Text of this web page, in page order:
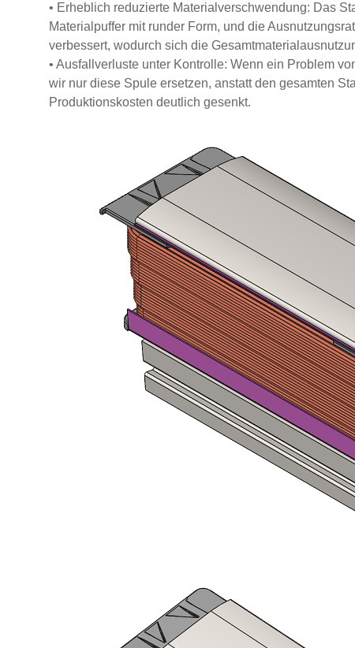
• Erheblich reduzierte Materialverschwendung: Das
Materialpuffer mit runder Form, und die
verbessert, wodurch sich die
• Ausfallverluste unter Kontrolle: Wenn ein Problem
wir nur diese Spule ersetzen, anstatt den gesamten
Produktionskosten deutlich gesenkt.